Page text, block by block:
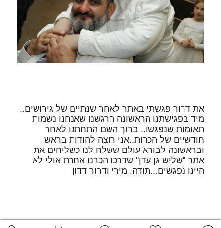
את דרור פגשתי באתר לאחר שנתיים של גירושים..
מיד בפגישתנו הראשונה הרגשנו שאנחנו נשמות
תאומות שנפגשו.. ברוך השם התחתנו לאחר
חודשיים של הכרות..אני רוצה להודות בראש
ובראשונה לבורא עולם ששלח לנו כשליחים את
אתר "שליש גן עדן" שדרכו הכרנו אחרת אולי לא
היינו נפגשים...תודה, מירי ודרור דדון